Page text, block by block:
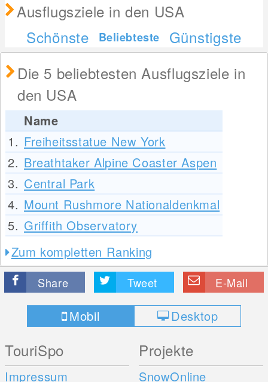
Ausflugsziele in den USA
Schönste
Beliebteste
Günstigste
Die 5 beliebtesten Ausflugsziele in
den USA
Name
1. Freiheitsstatue New York
2. Breathtaker Alpine Coaster Aspen
3. Central Park
4. Mount Rushmore Nationaldenkmal
5. Griffith Observatory
Zum kompletten Ranking
Share Tweet E-Mail
Mobil Desktop
TouriSpo
Impressum
Projekte
SnowOnline